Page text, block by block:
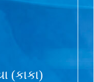
(કાકા)